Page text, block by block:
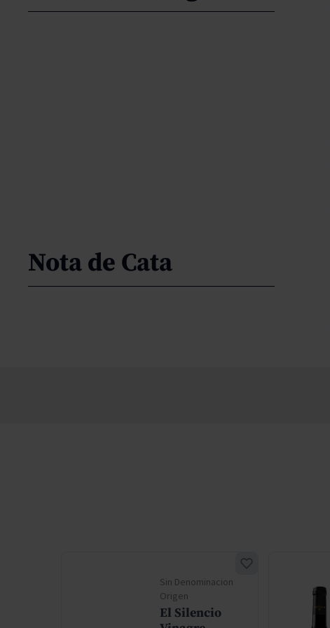
Nota de Cata
Sin Denominacion
Origen
El Silencio